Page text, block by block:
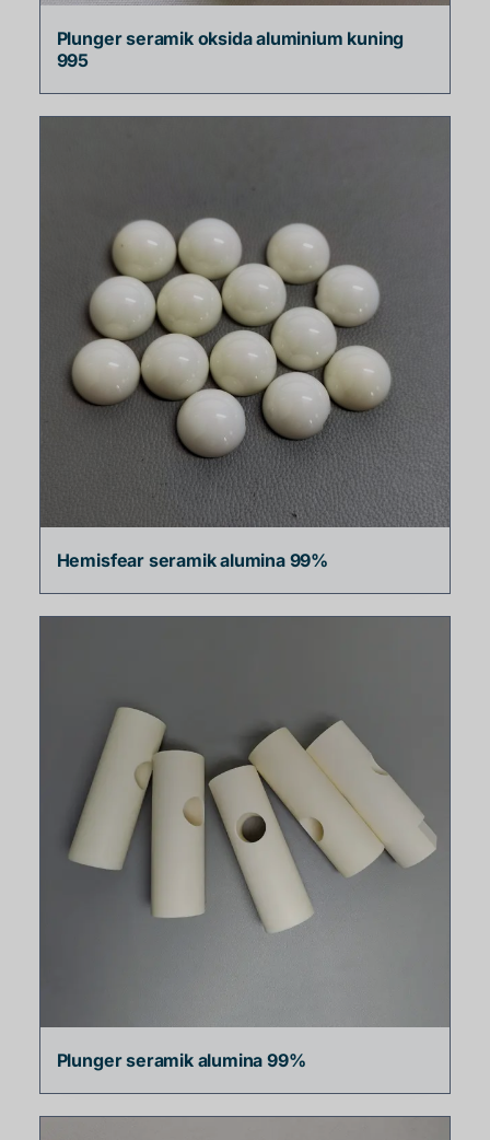
Plunger seramik oksida aluminium kuning
995
Hemisfear seramik alumina 99%
Plunger seramik alumina 99%